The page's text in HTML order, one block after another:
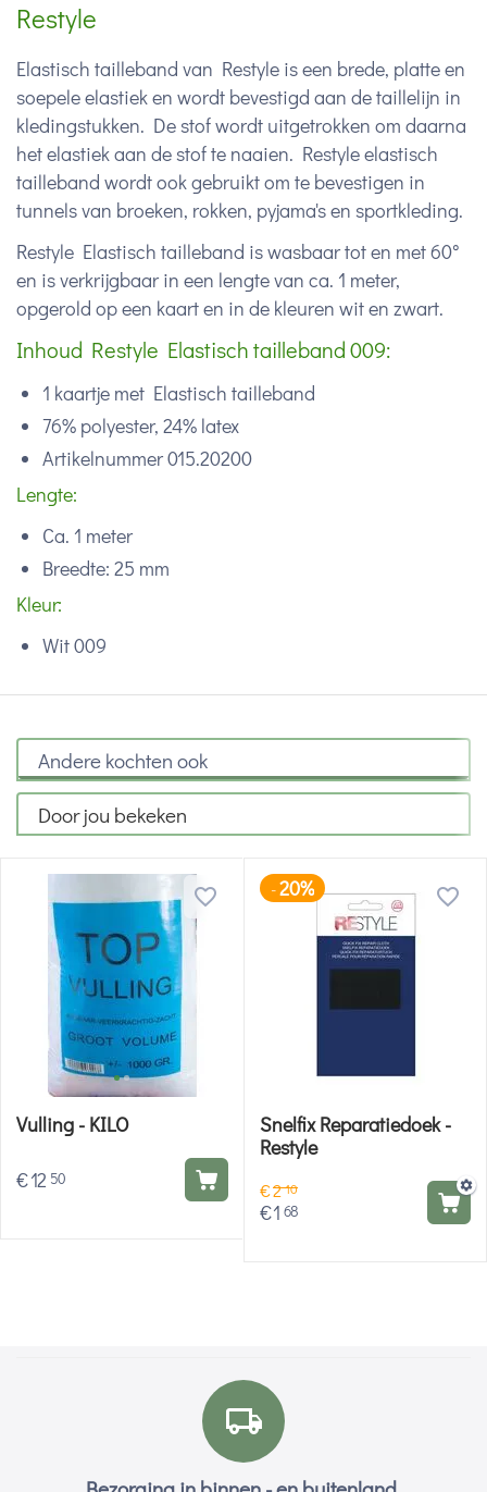
Restyle
Elastisch tailleband van Restyle is een brede, platte en
soepele elastiek en wordt bevestigd aan de taillelijn in
kledingstukken. De stof wordt uitgetrokken om daarna
het elastiek aan de stof te naaien. Restyle elastisch
tailleband wordt ook gebruikt om te bevestigen in
tunnels van broeken, rokken, pyjama's en sportkleding.
Restyle Elastisch tailleband is wasbaar tot en met 60°
en is verkrijgbaar in een lengte van ca. 1 meter,
opgerold op een kaart en in de kleuren wit en zwart.
Inhoud Restyle Elastisch tailleband 009:
1 kaartje met Elastisch tailleband
76% polyester, 24% latex
Artikelnummer 015.20200
Lengte:
Ca. 1 meter
Breedte: 25 mm
Kleur:
Wit 009
Andere kochten ook
Door jou bekeken
Vulling - KILO
€12 50
-20%
Snelfix Reparatiedoek -
Restyle
€210
€1 68